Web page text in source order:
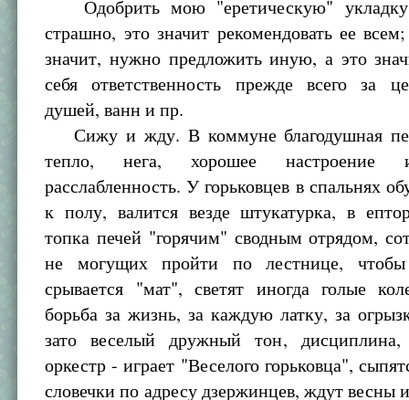
Одобрить мою "еретическую" укладку
страшно, это значит рекомендовать ее
значит, нужно предложить иную, а это
себя ответственность прежде всего за
душей, ванн и пр.
Сижу и жду. В коммуне благодушная
тепло, нега, хорошее настроение
расслабленность. У горьковцев в спальнях
к полу, валится везде штукатурка, в
топка печей "горячим" сводным отрядом,
не могущих пройти по лестнице,
срывается "мат", светят иногда голые
борьба за жизнь, за каждую латку, за
зато веселый дружный тон,
оркестр - играет "Веселого горьковца",
словечки по адресу дзержинцев, ждут весны